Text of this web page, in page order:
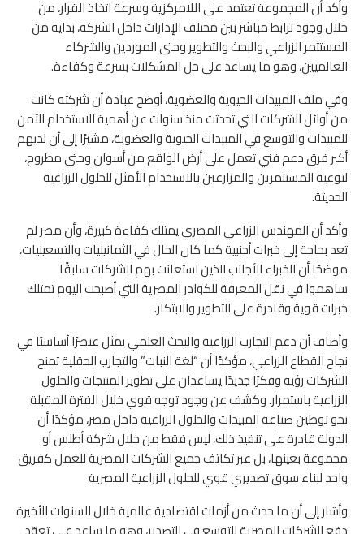
وأكد أن المجموعة تعتمد على اللامركزية وسرعة اتخاذ القرار، من
خلال وجود ترابط مباشر بين مختلف الإدارات داخل الشركة، بداية من
المستثمر الزراعي والبحث والتطوير وحتى الموردين والشركاء
العالميين، وهو ما يساعد على حل المشكلات بسرعة وكفاءة.
وفي ملف المبيدات الحيوية والعضوية، أوضح عبادة أن شركته كانت
من أوائل الشركات التي تحدثت منذ سنوات عن أهمية الاستخدام الآمن
للمبيدات والتوسع في المبيدات الحيوية والعضوية، مشيرًا إلى أن لديهم
أكبر فرق دعم فني تعمل على أرض الواقع من أسوان وحتى مطروح،
لتوعية المستثمرين والمزارعين بالاستخدام الأمثل للحلول الزراعية
الحديثة.
وأكد أن المهندس الزراعي المصري يمتلك كفاءة كبيرة، وأن مصر لم
تعد بحاجة إلى خبرات أجنبية كما كان الحال في الثمانينيات والتسعينيات،
موضحًا أن الخبراء الأجانب الذين استعانت بهم الشركات سابقًا
ساهموا في نقل المعرفة للكوادر المصرية التي أصبحت اليوم تمتلك
خبرات قوية وقادرة على التطوير والابتكار.
وأضاف أن دعم التجارب الزراعية والبحث العلمي يمثل عنصرًا أساسيًا في
نجاح القطاع الزراعي، مؤكدًا أن “لغة النبات” والتجارب الحقلية تمنح
الشركات رؤية وفكرًا جديدًا يساعدان على تطوير المنتجات والحلول
الزراعية باستمرار. وكشف عن وجود توجه قوي خلال الفترة المقبلة
نحو توطين صناعة المبيدات والحلول الزراعية داخل مصر، مؤكدًا أن
الدولة قادرة على تنفيذ ذلك، ليس فقط من خلال شركة أطلس أو
مجموعة بعينها، بل عبر تكاتف جميع الشركات المصرية للعمل كفريق
واحد لبناء سوق تصديري قوي للحلول الزراعية المصرية
وأشار إلى أن ما حدث من أزمات اقتصادية عالمية خلال السنوات الأخيرة